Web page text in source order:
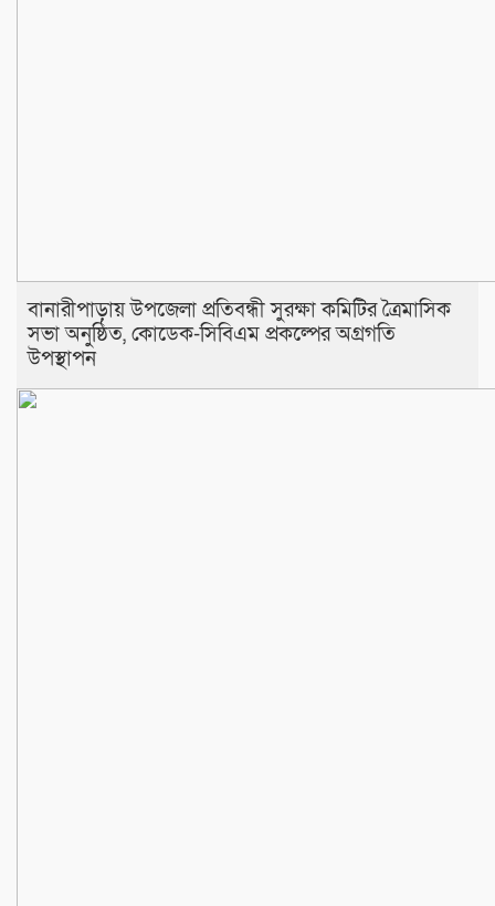
বানারীপাড়ায় উপজেলা প্রতিবন্ধী সুরক্ষা কমিটির ত্রৈমাসিক
সভা অনুষ্ঠিত, কোডেক-সিবিএম প্রকল্পের অগ্রগতি
উপস্থাপন